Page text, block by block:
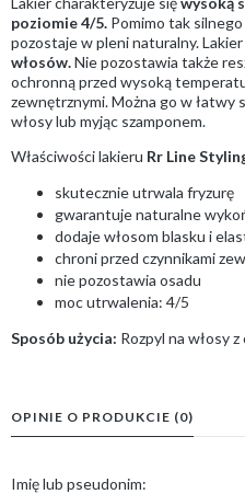
poziomie 4/5. Pomimo tak
pozostaje w pleni naturalny.
włosów.Nie pozostawia także
ochronną przed wysoką
zewnętrznymi. Można go w łatwy
włosy lub myjąc szamponem.
Właściwości lakieru Rr Line
skutecznie utrwala fryzurę
gwarantuje naturalne
dodaje włosom blasku i
chroni przed czynnikami
nie pozostawia osadu
moc utrwalenia: 4/5
Sposób użycia: Rozpyl na włosy
OPINIE O PRODUKCIE (0)
Imię lub pseudonim: